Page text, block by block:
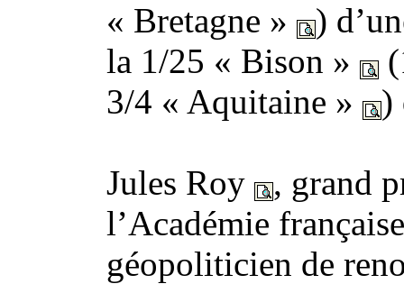
« Bretagne »
)
la 1/25 « Bison »
3/4 « Aquitaine »
)
Jules Roy
, grand
l’Académie
géopoliticien de